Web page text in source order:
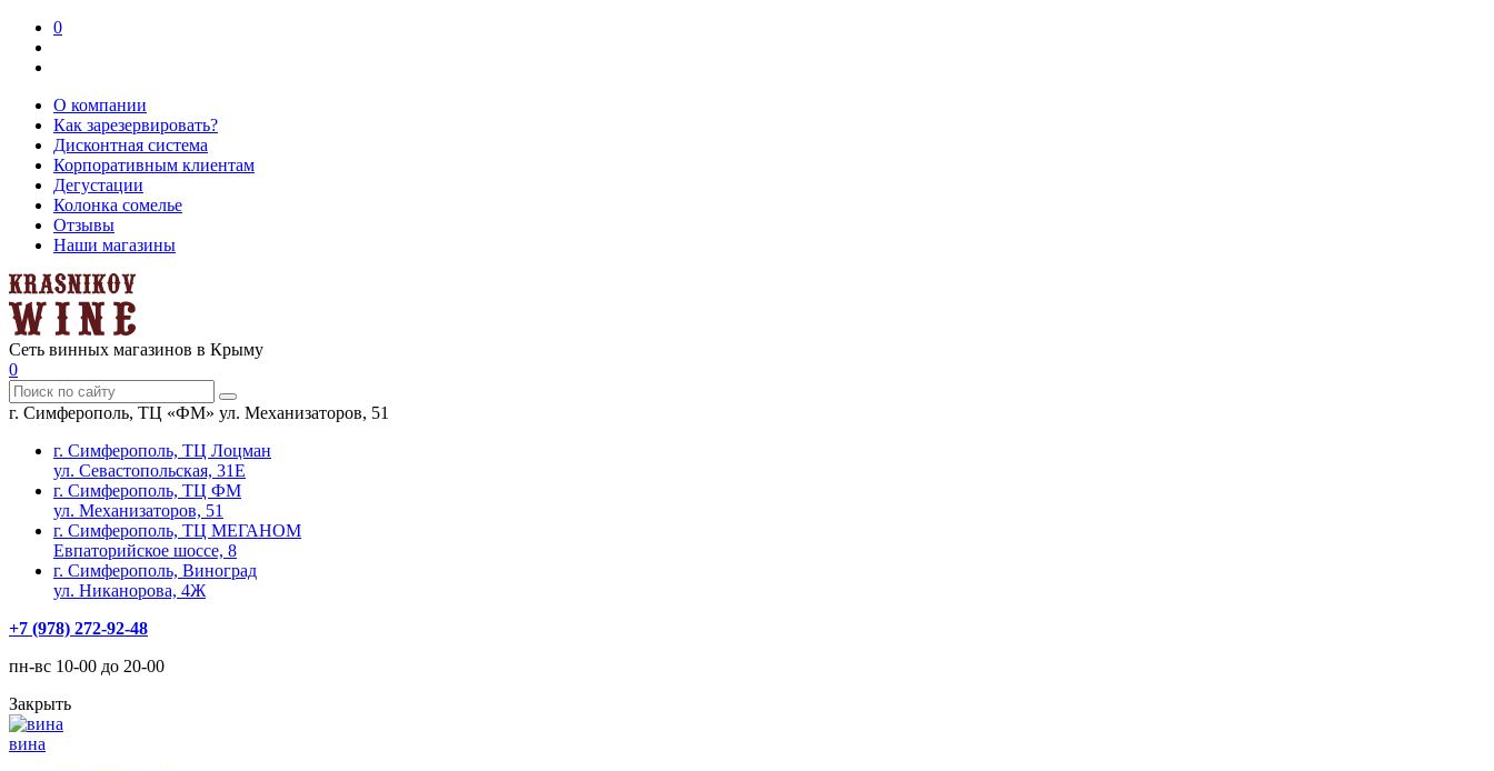
0
О компании
Как зарезервировать?
Дисконтная система
Корпоративным клиентам
Дегустации
Колонка сомелье
Отзывы
Наши магазины
Сеть винных магазинов в Крыму
0
г. Симферополь, ТЦ «ФМ» ул. Механизаторов, 51
г. Симферополь, ТЦ Лоцман
ул. Севастопольская, 31Е
г. Симферополь, ТЦ ФМ
ул. Механизаторов, 51
г. Симферополь, ТЦ МЕГАНОМ
Евпаторийское шоссе, 8
г. Симферополь, Виноград
ул. Никанорова, 4Ж
+7 (978) 272-92-48
пн-вс 10-00 до 20-00
Закрыть
вина